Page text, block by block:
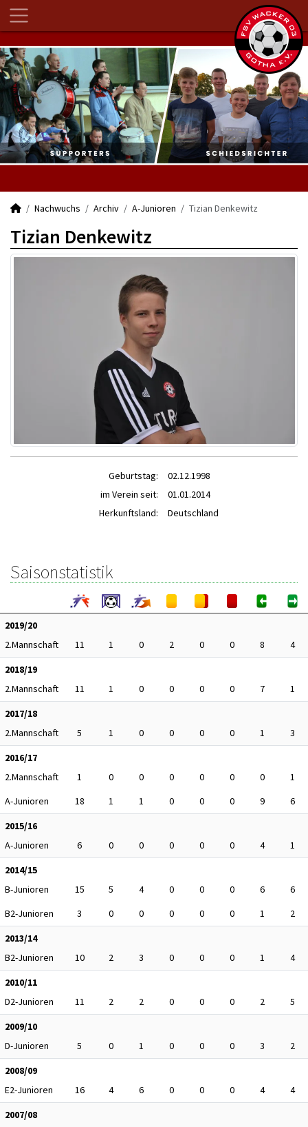
Nachwuchs Archiv A-Junioren Tizian Denkewitz
Tizian Denkewitz
Geburtstag:
02.12.1998
im Verein seit:
01.01.2014
Herkunftsland:
Deutschland
Saisonstatistik
2019/20
2.Mannschaft
11 1 0 2 0 0 8
4
2018/19
2.Mannschaft
11 1 0 0 0 0 7
1
2017/18
2.Mannschaft
5 1 0 0 0 0 1
3
2016/17
2.Mannschaft
1 0 0 0 0 0 0
1
A-Junioren
18 1 1 0 0 0 9
6
2015/16
A-Junioren
6 0 0 0 0 0 4
1
2014/15
B-Junioren
15 5 4 0 0 0 6
6
B2-Junioren
3 0 0 0 0 0 1
2
2013/14
B2-Junioren
10 2 3 0 0 0 1
4
2010/11
D2-Junioren
11 2 2 0 0 0 2
5
2009/10
D-Junioren
5 0 1 0 0 0 3
2
2008/09
E2-Junioren
16 4 6 0 0 0 4
4
2007/08